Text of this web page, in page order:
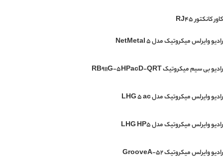
کاور کانکتور RJ45
رادیو وایرلس میکروتیک مدل NetMetal 5
رادیو بی سیم میکروتیک RB911G-5HPacD-QRT
رادیو وایرلس میکروتیک مدل LHG 5 ac
رادیو وایرلس میکروتیک مدل LHG HP5
رادیو وایرلس میکروتیک GrooveA-52